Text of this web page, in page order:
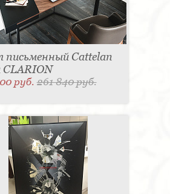
письменный Cattelan
руб.261 840 руб.